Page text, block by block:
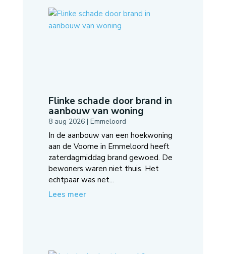
Flinke schade door brand in
aanbouw van woning
8 aug 2026| Emmeloord
In de aanbouw van een hoekwoning
aan de Voorne in Emmeloord heeft
zaterdagmiddag brand gewoed. De
bewoners waren niet thuis. Het
echtpaar was net...
Lees meer